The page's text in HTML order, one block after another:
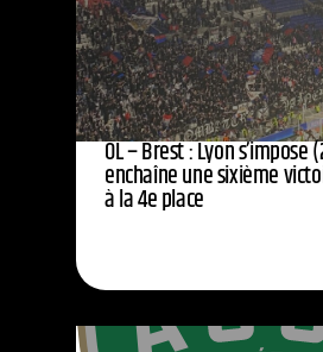
OL – Brest : Lyon s’impose
enchaîne une sixième
à la 4e place